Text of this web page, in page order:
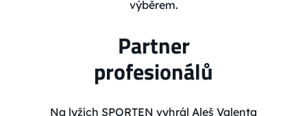
výběrem.
Partner
profesionálů
Na lyžích SPORTEN vyhrál Aleš Valenta